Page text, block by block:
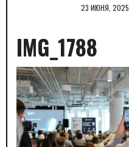
23 ИЮНЯ, 2025
IMG_1788